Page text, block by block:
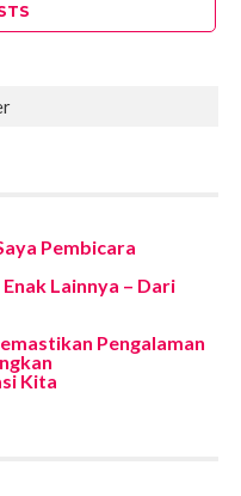
Pembicara
Lainnya – Dari
Pengalaman
Kita